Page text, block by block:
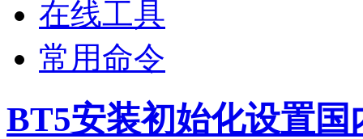
在线工具
常用命令
BT5安装初始化设置